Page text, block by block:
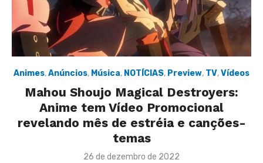
Animes,Anúncios, Música, NOTÍCIAS, Preview, TV,Vídeos
Mahou Shoujo Magical Destroyers:
Anime tem Vídeo Promocional
revelando mês de estréia e canções-
temas
Posted
26 de dezembro de 2022